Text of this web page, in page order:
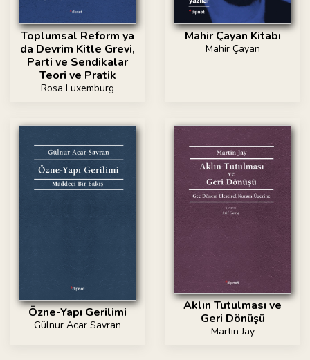
Toplumsal Reform ya
da Devrim Kitle Grevi,
Parti ve Sendikalar
Teori ve Pratik
Rosa Luxemburg
Mahir Çayan Kitabı
Mahir Çayan
Özne-Yapı Gerilimi
Gülnur Acar Savran
Aklın Tutulması ve
Geri Dönüşü
Martin Jay